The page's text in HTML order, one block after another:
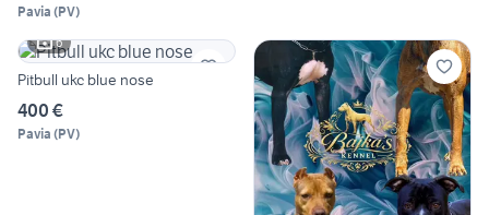
Pavia (PV)
6
Pitbull ukc blue nose
400 €
Pavia (PV)